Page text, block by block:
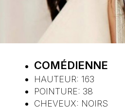
COMÉDIENNE
HAUTEUR: 163
POINTURE: 38
CHEVEUX: NOIRS